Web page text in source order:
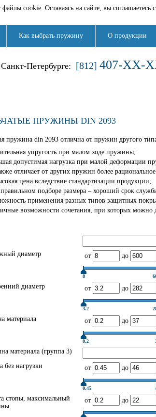
cookie. Оставаясь на сайте, вы соглашаетесь
Как выбрать пружину О продукции
Петербурге: [812] 407-XX-
ПРУЖИНЫ DIN 2093
пружина din 2093 отлична от пружин другого
упругость при малом ходе пружины;
допустимая нагрузка при малой деформации
отличает от других пружин более
цена вследствие стандартизации продукции;
подборе размера – хороший срок
применения разных типов защитных
возможности сочетания, при которых можно
диаметр
от до
8
диаметр от до
3.2
материала от до
0.2
материала (группа 3)
без нагрузки
от до
0.45
стопы, максимальный
от до